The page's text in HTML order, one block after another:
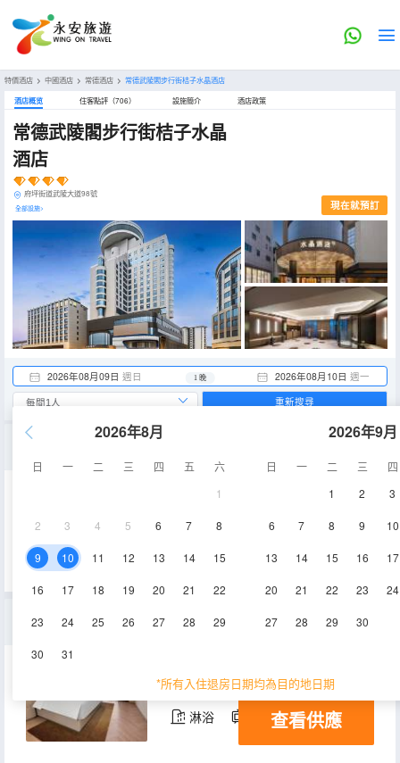
特價酒店 > 中國酒店 > 常德酒店 > 常德武陵閣步行街桔子水晶酒店
酒店概览 住客點評（706） 設施簡介 酒店政策
常德武陵閣步行街桔子水晶
酒店
府坪街道武陵大道98號
全部設施> 現在就預訂
2026年08月09日 週日 2026年08月10日 週一
1 晚
2026年8月
日 一 二 三 四 五
六
1
2 3 4 5 6 7 8
9 10 11 12 13 14 15
16 17 18 19 20 21 22
23 24 25 26 27 28 29
30 31
2026年9月
日 一 二 三
四
1
2 3
6 7 8 9 10
13 14 15 16 17
20 21 22 23 24
27 28 29 30
*所有入住退房日期均為目的地日期
重新搜尋
空調
33-37㎡ 7-14層
淋浴 電視機 冰箱
查看供應